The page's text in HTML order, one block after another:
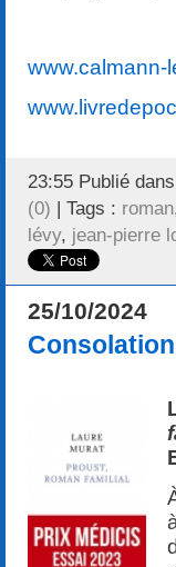
www.calmann-
23:55 Publié
(0) | Tags : roman
lévy, jean-pierre
25/10/2024